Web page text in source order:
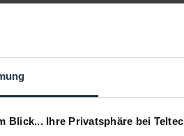
Blick... Ihre Privatsphäre bei Teltec
mm (40,6")
Action Rotary Lock